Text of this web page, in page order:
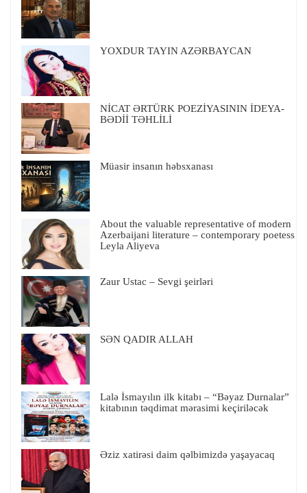
YOXDUR TAYIN AZƏRBAYCAN
NİCAT ƏRTÜRK POEZİYASININ İDEYA-
BƏDİİ TƏHLİLİ
Müasir insanın həbsxanası
About the valuable representative of modern
Azerbaijani literature – contemporary poetess
Leyla Aliyeva
Zaur Ustac – Sevgi şeirləri
SƏN QADIR ALLAH
Lalə İsmayılın ilk kitabı – “Bəyaz Durnalar”
kitabının təqdimat mərasimi keçiriləcək
Əziz xatirəsi daim qəlbimizdə yaşayacaq